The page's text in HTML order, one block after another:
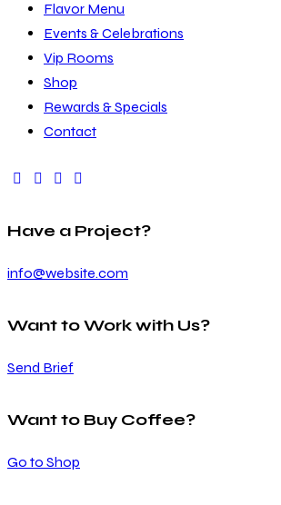
Flavor Menu
Events & Celebrations
Vip Rooms
Shop
Rewards & Specials
Contact
Have a Project?
info@website.com
Want to Work with Us?
Send Brief
Want to Buy Coffee?
Go to Shop